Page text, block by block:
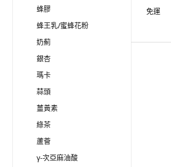
蜂膠
蜂王乳/蜜蜂花粉
奶薊
銀杏
瑪卡
蒜頭
薑黃素
綠茶
蘆薈
γ-次亞麻油酸
免運